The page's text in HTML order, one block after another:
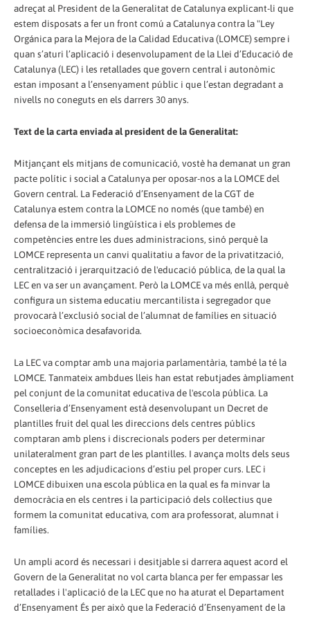
adreçat al President de la Generalitat de Catalunya explicant-li que
estem disposats a fer un front comú a Catalunya contra la "Ley
Orgánica para la Mejora de la Calidad Educativa (LOMCE) sempre i
quan s’aturi l’aplicació i desenvolupament de la Llei d’Educació de
Catalunya (LEC) i les retallades que govern central i autonòmic
estan imposant a l’ensenyament públic i que l’estan degradant a
nivells no coneguts en els darrers 30 anys.
Text de la carta enviada al president de la Generalitat:
Mitjançant els mitjans de comunicació, vostè ha demanat un gran
pacte polític i social a Catalunya per oposar-nos a la LOMCE del
Govern central. La Federació d’Ensenyament de la CGT de
Catalunya estem contra la LOMCE no només (que també) en
defensa de la immersió lingüística i els problemes de
competències entre les dues administracions, sinó perquè la
LOMCE representa un canvi qualitatiu a favor de la privatització,
centralització i jerarquització de l'educació pública, de la qual la
LEC en va ser un avançament. Però la LOMCE va més enllà, perquè
configura un sistema educatiu mercantilista i segregador que
provocarà l’exclusió social de l’alumnat de famílies en situació
socioeconòmica desafavorida.
La LEC va comptar amb una majoria parlamentària, també la té la
LOMCE. Tanmateix ambdues lleis han estat rebutjades àmpliament
pel conjunt de la comunitat educativa de l'escola pública. La
Conselleria d’Ensenyament està desenvolupant un Decret de
plantilles fruit del qual les direccions dels centres públics
comptaran amb plens i discrecionals poders per determinar
unilateralment gran part de les plantilles. I avança molts dels seus
conceptes en les adjudicacions d’estiu pel proper curs. LEC i
LOMCE dibuixen una escola pública en la qual es fa minvar la
democràcia en els centres i la participació dels col·lectius que
formem la comunitat educativa, com ara professorat, alumnat i
famílies.
Un ampli acord és necessari i desitjable si darrera aquest acord el
Govern de la Generalitat no vol carta blanca per fer empassar les
retallades i l'aplicació de la LEC que no ha aturat el Departament
d’Ensenyament És per això que la Federació d’Ensenyament de la